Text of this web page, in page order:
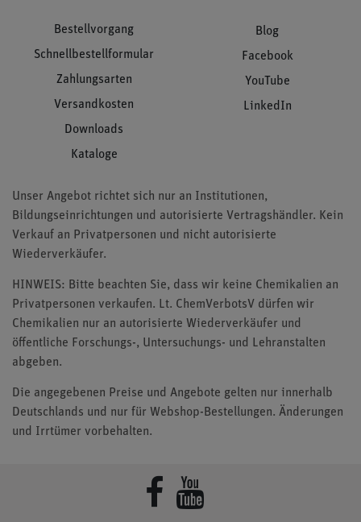
Bestellvorgang
Schnellbestellformular
Zahlungsarten
Versandkosten
Downloads
Kataloge
Blog
Facebook
YouTube
LinkedIn
Unser Angebot richtet sich nur an Institutionen,
Bildungseinrichtungen und autorisierte Vertragshändler. Kein
Verkauf an Privatpersonen und nicht autorisierte
Wiederverkäufer.
HINWEIS: Bitte beachten Sie, dass wir keine Chemikalien an
Privatpersonen verkaufen. Lt. ChemVerbotsV dürfen wir
Chemikalien nur an autorisierte Wiederverkäufer und
öffentliche Forschungs-, Untersuchungs- und Lehranstalten
abgeben.
Die angegebenen Preise und Angebote gelten nur innerhalb
Deutschlands und nur für Webshop-Bestellungen. Änderungen
und Irrtümer vorbehalten.